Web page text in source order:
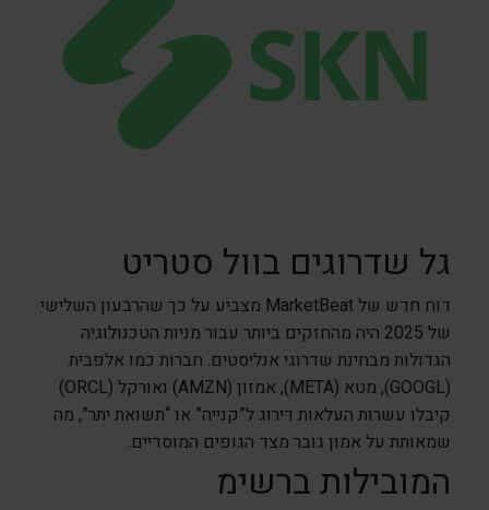
גל שדרוגים בוול סטריט
דוח חדש של MarketBeat מצביע על כך שהרבעון השלישי
של 2025 היה מהחזקים ביותר עבור מניות הטכנולוגיה
הגדולות מבחינת שדרוגי אנליסטים. חברות כמו אלפבית
(GOOGL), מטא (META), אמזון (AMZN) ואורקל (ORCL)
קיבלו עשרות העלאות דירוג ל”קנייה” או “תשואת יתר”, מה
שמאותת על אמון גובר מצד הגופים המוסדיים.
המובילות ברשימ